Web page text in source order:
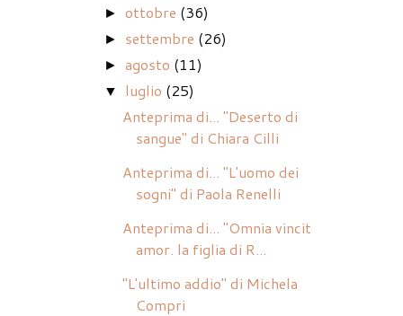
►ottobre (36)
► settembre (26)
►agosto (11)
▼ luglio (25)
Anteprima di... "Deserto di
sangue" di Chiara Cilli
Anteprima di... "L'uomo dei
sogni" di Paola Renelli
Anteprima di... "Omnia vincit
amor. la figlia di R...
"L'ultimo addio" di Michela
Compri